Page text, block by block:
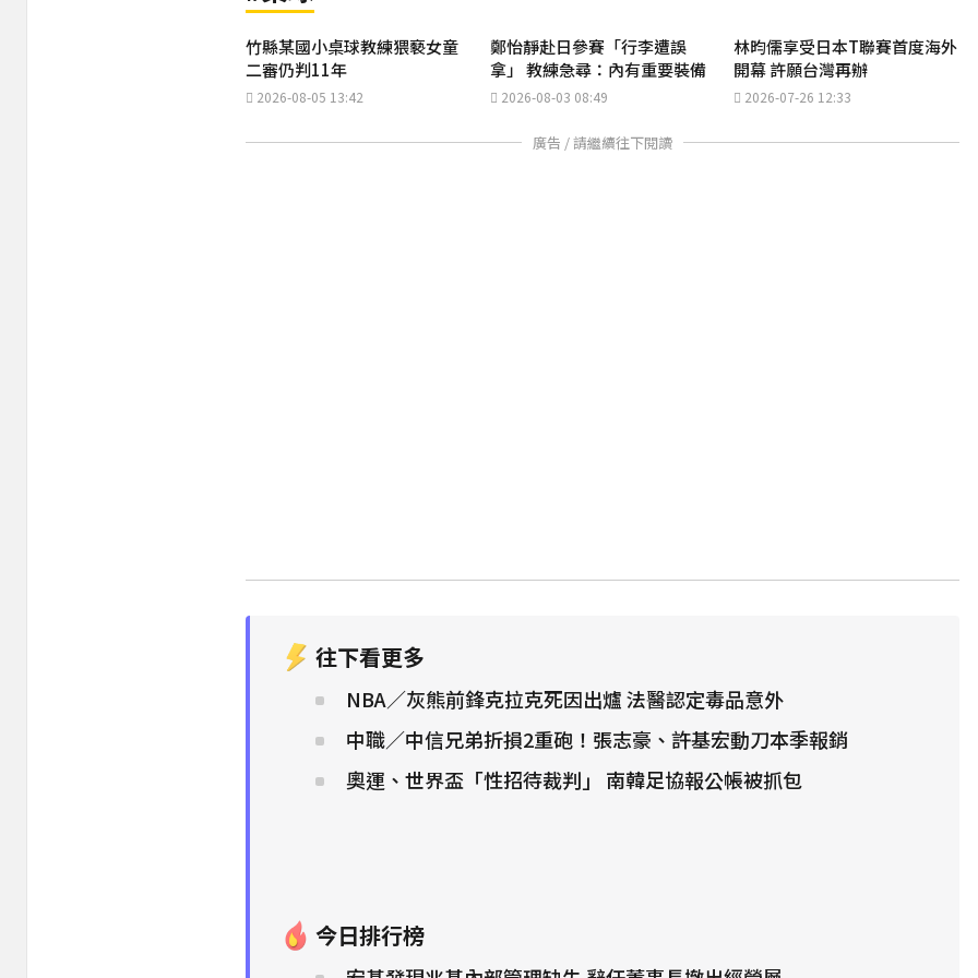
竹縣某國小桌球教練猥褻女童
二審仍判11年
2026-08-05 13:42
鄭怡靜赴日參賽「行李遭誤
拿」 教練急尋：內有重要裝備
2026-08-03 08:49
林昀儒享受日本T聯賽首度海外
開幕 許願台灣再辦
2026-07-26 12:33
廣告 / 請繼續往下閱讀
往下看更多
NBA／灰熊前鋒克拉克死因出爐 法醫認定毒品意外
中職／中信兄弟折損2重砲！張志豪、許基宏動刀本季報銷
奧運、世界盃「性招待裁判」 南韓足協報公帳被抓包
今日排行榜